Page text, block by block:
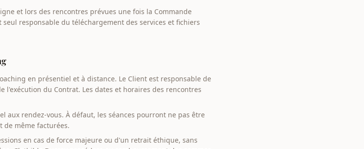
et lors des rencontres prévues une fois la Commande
responsable du téléchargement des services et fichiers
en présentiel et à distance. Le Client est responsable de
l'exécution du Contrat. Les dates et horaires des rencontres
aux rendez-vous. À défaut, les séances pourront ne pas être
de même facturées.
en cas de force majeure ou d'un retrait éthique, sans